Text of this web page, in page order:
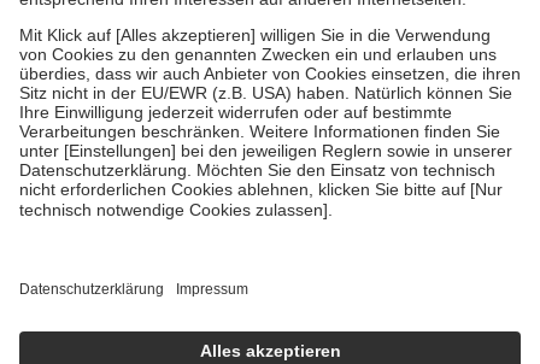
zu stärken und die besondere Stellung der Familie zu unterstützen,
fallenkeine Zuzahlungenan bei:
• Kindern und Jugendlichen bis zum vollendeten 18. Lebensjahr
mit Ausnahme der Fahrkosten
• Untersuchungen zur Vorsorge und Früherkennung, die von der
GKV getragen werden
• empfohlenen Schutzimpfungen
• Harn- und Blutteststreifen
getroffen, um sicherzustellen, dass es sich um echte Bewertungen
https://help.etrusted.com/hc/de/articles/4419944605341